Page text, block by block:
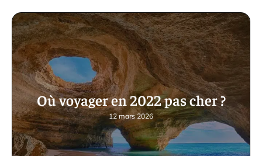
Où voyager en 2022 pas cher ?
12 mars 2026